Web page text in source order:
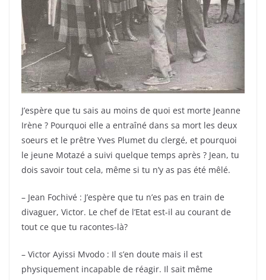
J’espère que tu sais au moins de quoi est morte Jeanne
Irène ? Pourquoi elle a entraîné dans sa mort les deux
soeurs et le prêtre Yves Plumet du clergé, et pourquoi
le jeune Motazé a suivi quelque temps après ? Jean, tu
dois savoir tout cela, même si tu n’y as pas été mêlé.
– Jean Fochivé : J’espère que tu n’es pas en train de
divaguer, Victor. Le chef de l’Etat est-il au courant de
tout ce que tu racontes-là?
– Victor Ayissi Mvodo : Il s’en doute mais il est
physiquement incapable de réagir. Il sait même